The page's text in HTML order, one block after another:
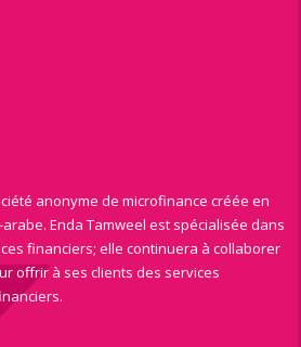
anonyme de microfinance créée en
arabe. Enda Tamweel est spécialisée dans
financiers; elle continuera à collaborer
offrir à ses clients des services